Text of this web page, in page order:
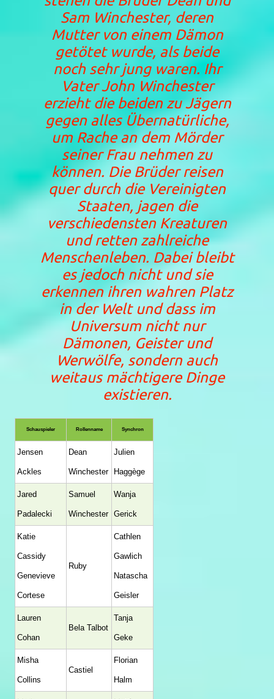
Sam Winchester, deren
Mutter von einem Dämon
getötet wurde, als beide
noch sehr jung waren. Ihr
Vater John Winchester
erzieht die beiden zu Jägern
gegen alles Übernatürliche,
um Rache an dem Mörder
seiner Frau nehmen zu
können. Die Brüder reisen
quer durch die Vereinigten
Staaten, jagen die
verschiedensten Kreaturen
und retten zahlreiche
Menschenleben. Dabei bleibt
es jedoch nicht und sie
erkennen ihren wahren Platz
in der Welt und dass im
Universum nicht nur
Dämonen, Geister und
Werwölfe, sondern auch
weitaus mächtigere Dinge
existieren.
Schauspieler Rollenname Synchron
Jensen
Ackles
Dean
Winchester
Julien
Haggège
Jared
Padalecki
Samuel
Winchester
Wanja
Gerick
Katie
Cassidy
Genevieve
Cortese
Ruby
Cathlen
Gawlich
Natascha
Geisler
Lauren
Cohan
Bela Talbot
Tanja
Geke
Misha
Collins
Castiel
Florian
Halm